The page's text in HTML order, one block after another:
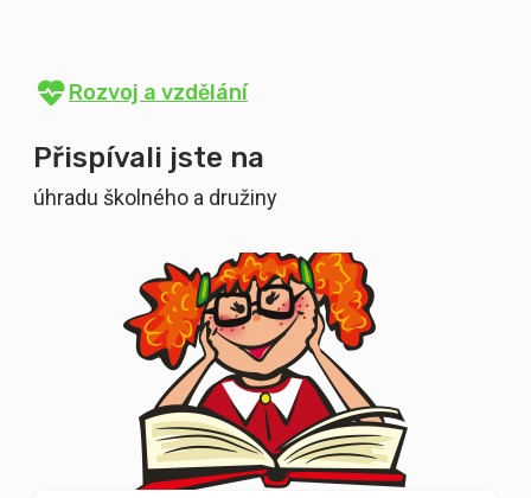
Rozvoj a vzdělání
Přispívali jste na
úhradu školného a družiny